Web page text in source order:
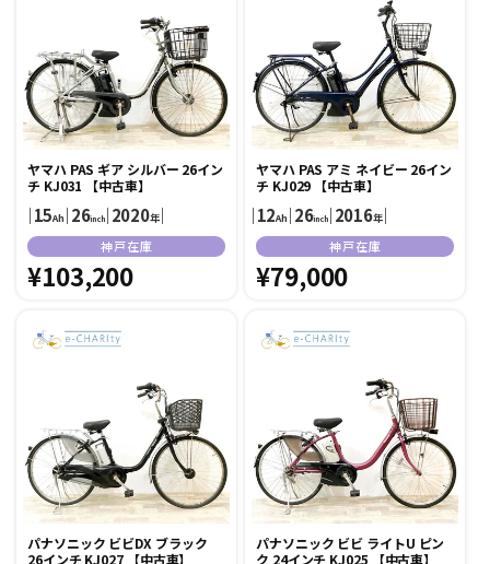
ヤマハ PAS ギア シルバー 26イン
チ KJ031 【中古車】
｜15Ah｜26inch｜2020年｜
販
売
元:
神戸在庫
通
価
格
¥103,200
ヤマハ PAS アミ ネイビー 26イン
チ KJ029 【中古車】
｜12Ah｜26inch｜2016年｜
販
売
元:
神戸在庫
通
価
格
¥79,000
パナソニック ビビDX ブラック
26インチ KJ027 【中古車】
パナソニック ビビ ライトU ピン
ク 24インチ KJ025 【中古車】